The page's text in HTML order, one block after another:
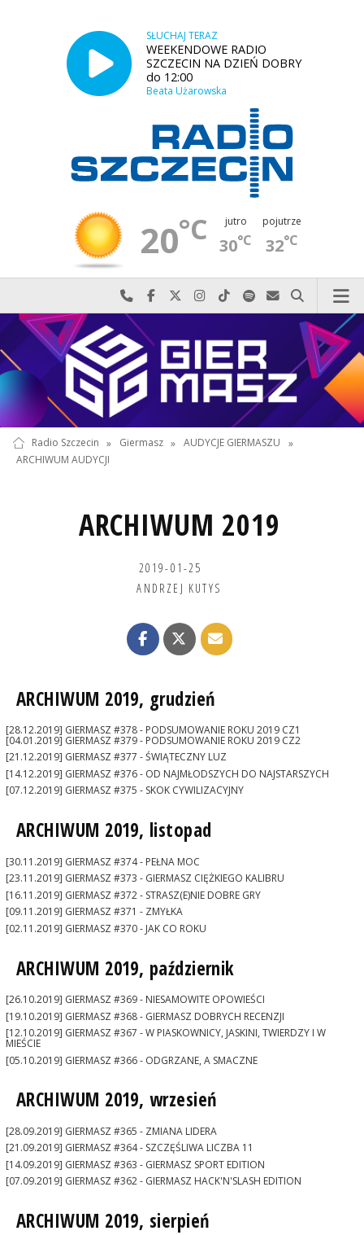
SŁUCHAJ TERAZ
WEEKENDOWE RADIO
SZCZECIN NA DZIEŃ DOBRY
do 12:00
Beata Użarowska
20°C jutro
30°C
pojutrze
32°C
Najlepiej po prostu do nas zadzwoń
Odwiedź nas na Facebook-u
Odwiedź nas na X
Odwiedź nas na Instagram-ie
Odwiedź nas na TikTok-u
Szukaj nas na Spotify
Wyślij do nas
Szukaj
Radio Szczecin » Giermasz » AUDYCJE GIERMASZU
»
ARCHIWUM AUDYCJI
ARCHIWUM 2019
2019-01-25
ANDRZEJ KUTYS
ARCHIWUM 2019, grudzień
[28.12.2019] GIERMASZ #378 - PODSUMOWANIE ROKU 2019 CZ1
[04.01.2019] GIERMASZ #379 - PODSUMOWANIE ROKU 2019 CZ2
[21.12.2019] GIERMASZ #377 - ŚWIĄTECZNY LUZ
[14.12.2019] GIERMASZ #376 - OD NAJMŁODSZYCH DO NAJSTARSZYCH
[07.12.2019] GIERMASZ #375 - SKOK CYWILIZACYJNY
ARCHIWUM 2019, listopad
[30.11.2019] GIERMASZ #374 - PEŁNA MOC
[23.11.2019] GIERMASZ #373 - GIERMASZ CIĘŻKIEGO KALIBRU
[16.11.2019] GIERMASZ #372 - STRASZ(E)NIE DOBRE GRY
[09.11.2019] GIERMASZ #371 - ZMYŁKA
[02.11.2019] GIERMASZ #370 - JAK CO ROKU
ARCHIWUM 2019, październik
[26.10.2019] GIERMASZ #369 - NIESAMOWITE OPOWIEŚCI
[19.10.2019] GIERMASZ #368 - GIERMASZ DOBRYCH RECENZJI
[12.10.2019] GIERMASZ #367 - W PIASKOWNICY, JASKINI, TWIERDZY I W
MIEŚCIE
[05.10.2019] GIERMASZ #366 - ODGRZANE, A SMACZNE
ARCHIWUM 2019, wrzesień
[28.09.2019] GIERMASZ #365 - ZMIANA LIDERA
[21.09.2019] GIERMASZ #364 - SZCZĘŚLIWA LICZBA 11
[14.09.2019] GIERMASZ #363 - GIERMASZ SPORT EDITION
[07.09.2019] GIERMASZ #362 - GIERMASZ HACK'N'SLASH EDITION
ARCHIWUM 2019, sierpień